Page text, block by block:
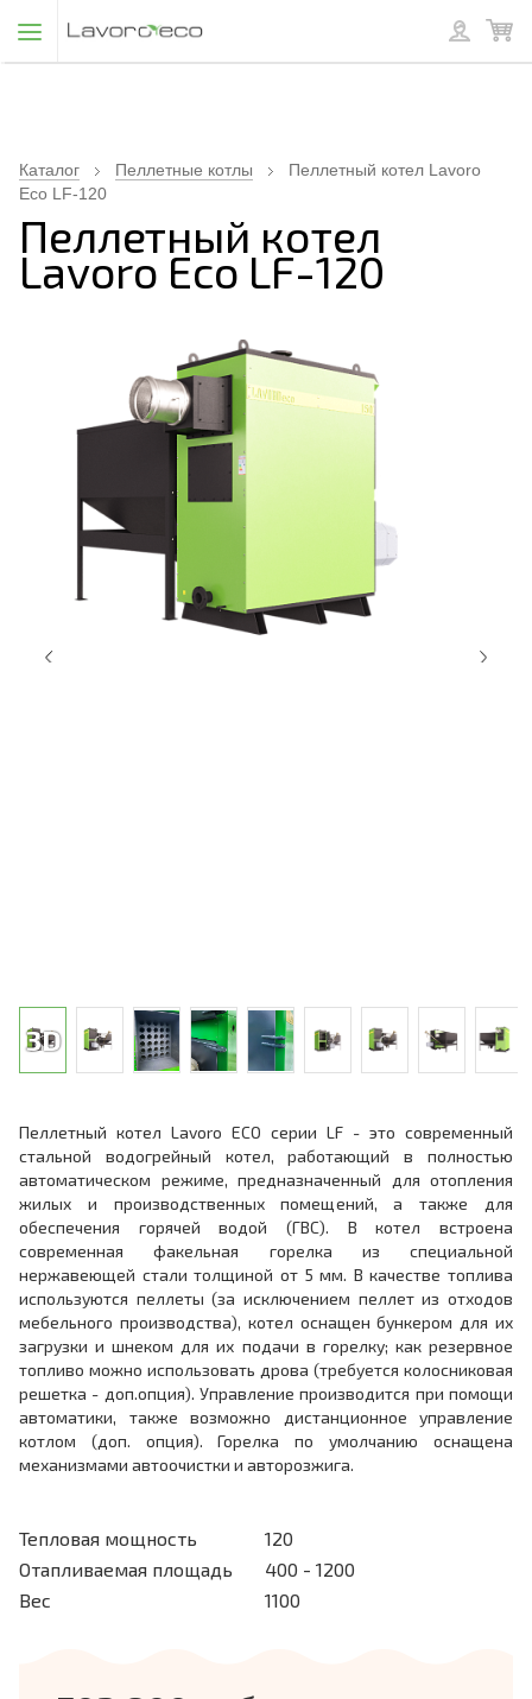
Каталог Пеллетные котлы
Пеллетный котел Lavoro
Eco LF-120
Пеллетный котел
Lavoro Eco LF-120
Пеллетный котел Lavoro ECO серии LF - это современный
стальной водогрейный котел, работающий в полностью
автоматическом режиме, предназначенный для отопления
жилых и производственных помещений, а также для
обеспечения горячей водой (ГВС). В котел встроена
современная факельная горелка из специальной
нержавеющей стали толщиной от 5 мм. В качестве топлива
используются пеллеты (за исключением пеллет из отходов
мебельного производства), котел оснащен бункером для их
загрузки и шнеком для их подачи в горелку; как резервное
топливо можно использовать дрова (требуется колосниковая
решетка - доп.опция). Управление производится при помощи
автоматики, также возможно дистанционное управление
котлом (доп. опция). Горелка по умолчанию оснащена
механизмами автоочистки и авторозжига.
Тепловая мощность
120
Отапливаемая площадь
400 - 1200
Вес
1100